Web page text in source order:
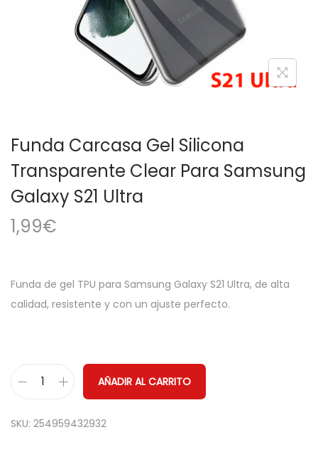
a
c
i
ó
i
d
o
Funda Carcasa Gel Silicona
Transparente Clear Para Samsung
Galaxy S21 Ultra
1,99€
Funda de gel TPU para Samsung Galaxy S21 Ultra, de alta
calidad, resistente y con un ajuste perfecto.
n
AÑADIR AL CARRITO
SKU: 254959432932